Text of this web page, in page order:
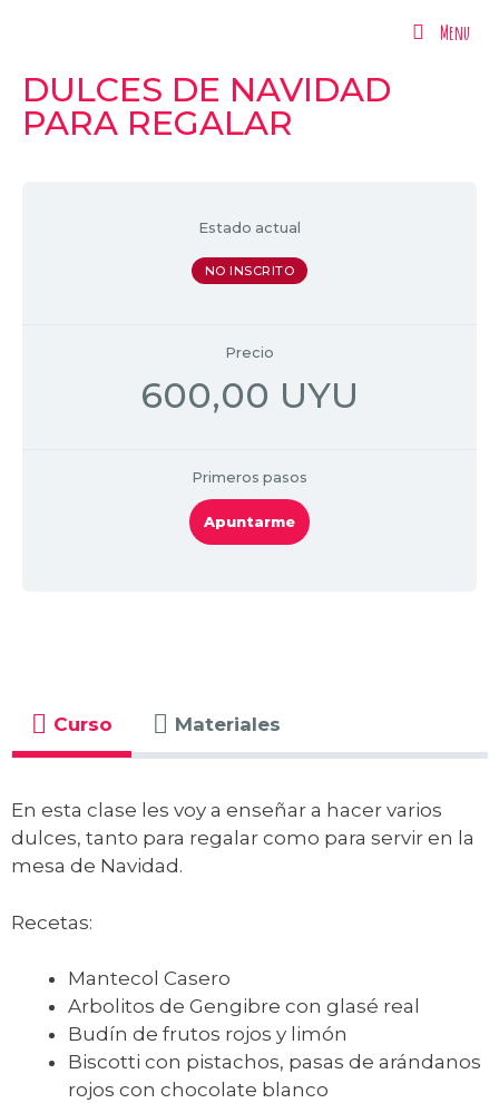
Menu
Menu
DULCES DE NAVIDAD
PARA REGALAR
Estado actual
NO INSCRITO
Precio
600,00 UYU
Primeros pasos
Apuntarme
Curso Materiales
En esta clase les voy a enseñar a hacer varios
dulces, tanto para regalar como para servir en la
mesa de Navidad.
Recetas:
Mantecol Casero
Arbolitos de Gengibre con glasé real
Budín de frutos rojos y limón
Biscotti con pistachos, pasas de arándanos
rojos con chocolate blanco